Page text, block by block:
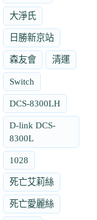
大淨氏
日勝新京站
森友會 清運
Switch
DCS-8300LH
D-link DCS-
8300L
1028
死亡艾莉絲
死亡愛麗絲